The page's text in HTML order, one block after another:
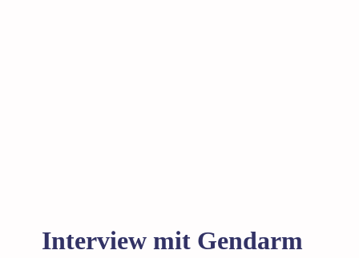
Interview mit Gendarm